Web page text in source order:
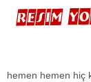
hemen hemen hiç